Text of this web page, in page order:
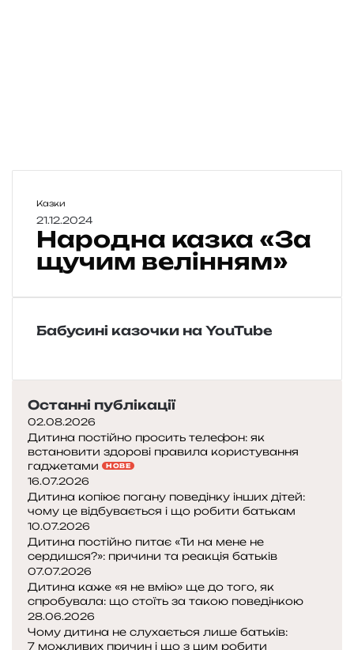
Н
а
р
д
а
«
З
а
щ
у
ч
и
м
е
л
н
н
я
Казки
21.12.2024
Народна казка «За
щучим велінням»
Бабусині казочки на YouTube
Останні публікації
02.08.2026
Дитина постійно просить телефон: як
встановити здорові правила користування
гаджетами
НОВЕ
16.07.2026
Дитина копіює погану поведінку інших дітей:
чому це відбувається і що робити батькам
10.07.2026
Дитина постійно питає «Ти на мене не
сердишся?»: причини та реакція батьків
07.07.2026
Дитина каже «я не вмію» ще до того, як
спробувала: що стоїть за такою поведінкою
28.06.2026
Чому дитина не слухається лише батьків:
7 можливих причин і що з цим робити